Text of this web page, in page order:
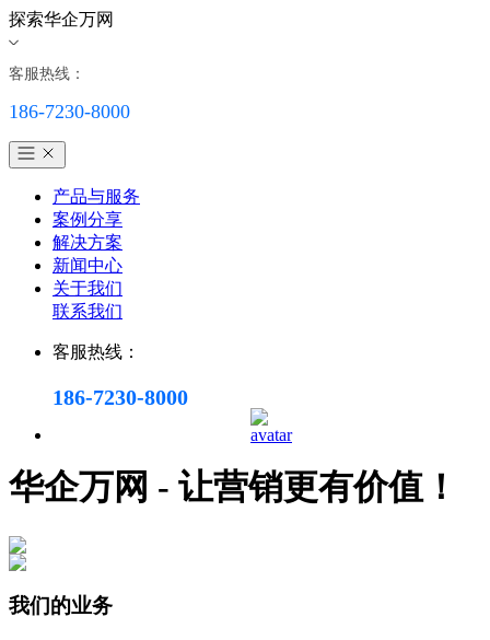
探索华企万网
客服热线：
186-7230-8000
产品与服务
案例分享
解决方案
新闻中心
关于我们
联系我们
客服热线：
186-7230-8000
华企万网 - 让营销更有价值！
我们的业务